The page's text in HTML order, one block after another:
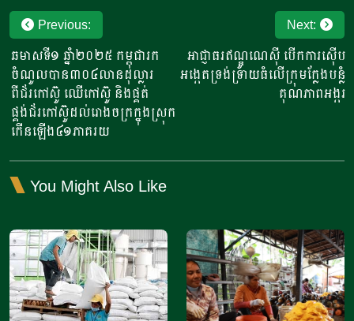
Post
navigation
Previous:
ឆមាសទី១ ឆ្នាំ២០២៥ កម្ពុជារក
ចំណូលបាន៣០៤លានដុល្លារ
ពីជ័រកៅស៊ូ ឈើកៅស៊ូ និងផ្គត់
ផ្គង់ជ័រកៅស៊ូដល់រោងចក្រក្នុងស្រុក
កើនឡើង៤១ភាគរយ
Next:
អាជ្ញាធរឥណ្ឌូណេស៊ី បើកការស៊ើប
អង្កេតទ្រង់ទ្រាយធំលើក្រុមក្លែងបន្លំ
គុណភាពអង្ករ
You Might Also Like